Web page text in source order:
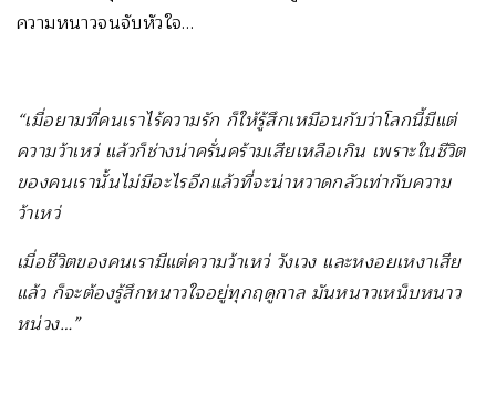
ความหนาวจนจับหัวใจ…
“เมื่อยามที่คนเราไร้ความรัก ก็ให้รู้สึกเหมือนกับว่าโลกนี้มีแต่
ความว้าเหว่ แล้วก็ช่างน่าครั่นคร้ามเสียเหลือเกิน เพราะในชีวิต
ของคนเรานั้นไม่มีอะไรอีกแล้วที่จะน่าหวาดกลัวเท่ากับความ
ว้าเหว่
เมื่อชีวิตของคนเรามีแต่ความว้าเหว่ วังเวง และหงอยเหงาเสีย
แล้ว ก็จะต้องรู้สึกหนาวใจอยู่ทุกฤดูกาล มันหนาวเหน็บหนาว
หน่วง…”